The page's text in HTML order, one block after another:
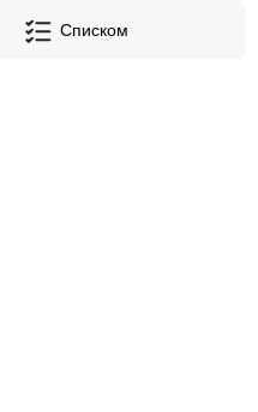
Списком